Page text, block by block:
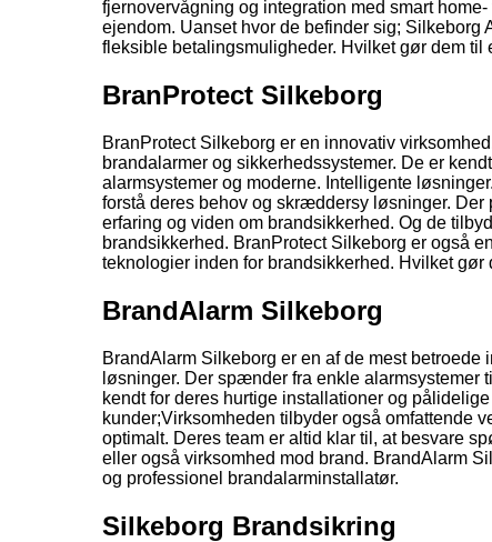
fjernovervågning og integration med smart
ejendom. Uanset hvor de befinder sig; Silkeborg
fleksible betalingsmuligheder. Hvilket gør dem til
BranProtect Silkeborg
BranProtect Silkeborg er en innovativ
brandalarmer og sikkerhedssystemer. De er
alarmsystemer og moderne. Intelligente
forstå deres behov og skræddersy løsninger.
erfaring og viden om brandsikkerhed. Og de
brandsikkerhed. BranProtect Silkeborg er også
teknologier inden for brandsikkerhed. Hvilket
BrandAlarm Silkeborg
BrandAlarm Silkeborg er en af de mest
løsninger. Der spænder fra enkle
kendt for deres hurtige installationer og
kunder;Virksomheden tilbyder også omfattende
optimalt. Deres team er altid klar til, at besvare
eller også virksomhed mod brand. BrandAlarm
og professionel brandalarminstallatør.
Silkeborg Brandsikring